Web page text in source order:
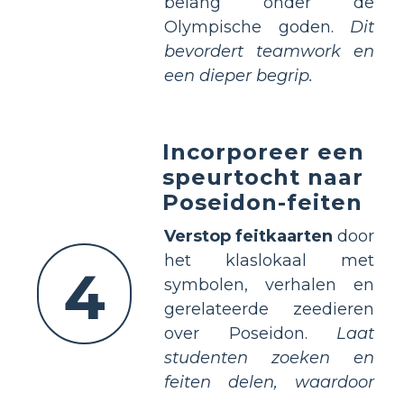
Olympische goden. Dit
bevordert teamwork en
een dieper begrip.
4
Incorporeer een
speurtocht naar
Poseidon-feiten
Verstop feitkaarten door
het klaslokaal met
symbolen, verhalen en
gerelateerde zeedieren
over Poseidon. Laat
studenten zoeken en
feiten delen, waardoor